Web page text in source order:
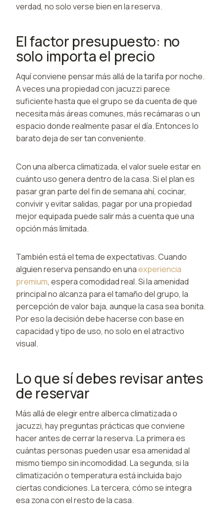
verdad, no solo verse bien en la reserva.
El factor presupuesto: no
solo importa el precio
Aquí conviene pensar más allá de la tarifa por noche.
A veces una propiedad con jacuzzi parece
suficiente hasta que el grupo se da cuenta de que
necesita más áreas comunes, más recámaras o un
espacio donde realmente pasar el día. Entonces lo
barato deja de ser tan conveniente.
Con una alberca climatizada, el valor suele estar en
cuánto uso genera dentro de la casa. Si el plan es
pasar gran parte del fin de semana ahí, cocinar,
convivir y evitar salidas, pagar por una propiedad
mejor equipada puede salir más a cuenta que una
opción más limitada.
También está el tema de expectativas. Cuando
alguien reserva pensando en unaexperiencia
premium, espera comodidad real. Si la amenidad
principal no alcanza para el tamaño del grupo, la
percepción de valor baja, aunque la casa sea bonita.
Por eso la decisión debe hacerse con base en
capacidad y tipo de uso, no solo en el atractivo
visual.
Lo que sí debes revisar antes
de reservar
Más allá de elegir entre alberca climatizada o
jacuzzi, hay preguntas prácticas que conviene
hacer antes de cerrar la reserva. La primera es
cuántas personas pueden usar esa amenidad al
mismo tiempo sin incomodidad. La segunda, si la
climatización o temperatura está incluida bajo
ciertas condiciones. La tercera, cómo se integra
esa zona con el resto de la casa.